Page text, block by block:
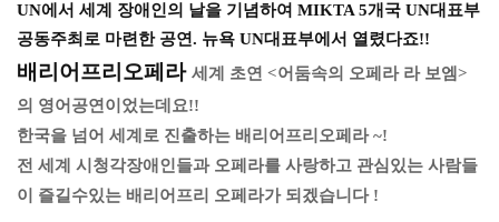
UN에서 세계 장애인의 날을 기념하여 MIKTA 5개국 UN대표부
공동주최로 마련한 공연. 뉴욕 UN대표부에서 열렸다죠!!
배리어프리오페라 ​세계 초연 <어둠속의 오페라 라 보엠>
의 영어공연이었는데요!!
한국을 넘어 세계로 진출하는 배리어프리오페라 ~!
전 세계 시청각장애인들과 오페라를 사랑하고 관심있는 사람들
이 즐길수있는 배리어프리 오페라가 되겠습니다 !